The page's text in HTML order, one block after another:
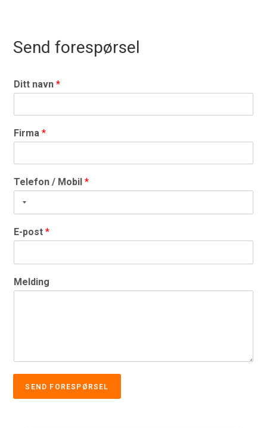
Send forespørsel
Ditt navn*
Firma*
Telefon / Mobil*
E-post*
Melding
SEND FORESPØRSEL